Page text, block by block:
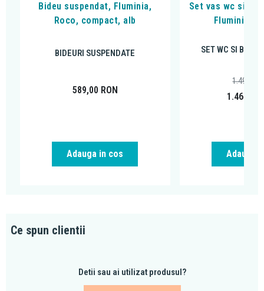
Bideu suspendat, Fluminia,
Roco, compact, alb
BIDEURI SUSPENDATE
589,00 RON
Adauga in cos
Set vas wc si
Fluminia,
SET WC SI
1.464,12
1.494,00
Adauga
Ce spun clientii
Detii sau ai utilizat produsul?